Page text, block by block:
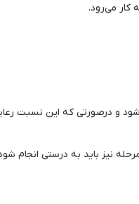
کار می‌رود.
ترازو دیجیتال اندازه‌گیری شود و درصورتی که این نسبت
10 دقیقه کاملا در یک جهت مخلوط میکنیم. این مرحله نیز باید به درستی